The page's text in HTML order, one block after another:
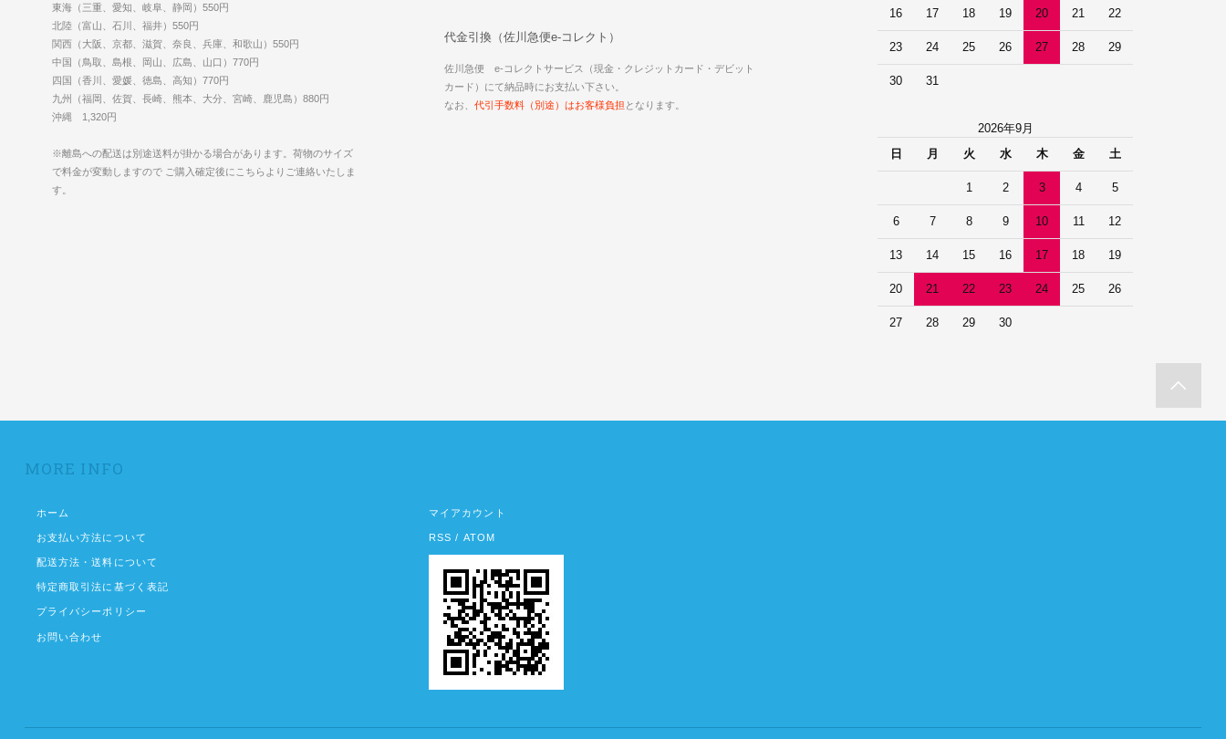
東海（三重、愛知、岐阜、静岡）550円
北陸（富山、石川、福井）550円
関西（大阪、京都、滋賀、奈良、兵庫、和歌山）550円
中国（鳥取、島根、岡山、広島、山口）770円
四国（香川、愛媛、徳島、高知）770円
九州（福岡、佐賀、長崎、熊本、大分、宮崎、鹿児島）880円
沖縄 1,320円
※離島への配送は別途送料が掛かる場合があります。荷物のサイズ
で料金が変動しますので ご購入確定後にこちらよりご連絡いたしま
す。
代金引換（佐川急便e-コレクト）
佐川急便 e-コレクトサービス（現金・クレジットカード・デビット
カード）にて納品時にお支払い下さい。
なお、 代引手数料（別途）はお客様負担 となります。
16 17 18 19 20 21 22
23 24 25 26 27 28 29
30 31
2026年9月
日
月 火 水 木 金 土
1 2 3 4 5
6 7 8 9 10 11 12
13 14 15 16 17 18 19
20 21 22 23 24 25 26
27 28 29 30
MORE INFO
ホーム
お支払い方法について
配送方法・送料について
特定商取引法に基づく表記
プライバシーポリシー
お問い合わせ
マイアカウント
RSS / ATOM